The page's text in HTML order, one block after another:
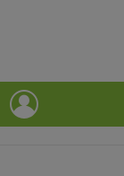
SWITCH
SKIN